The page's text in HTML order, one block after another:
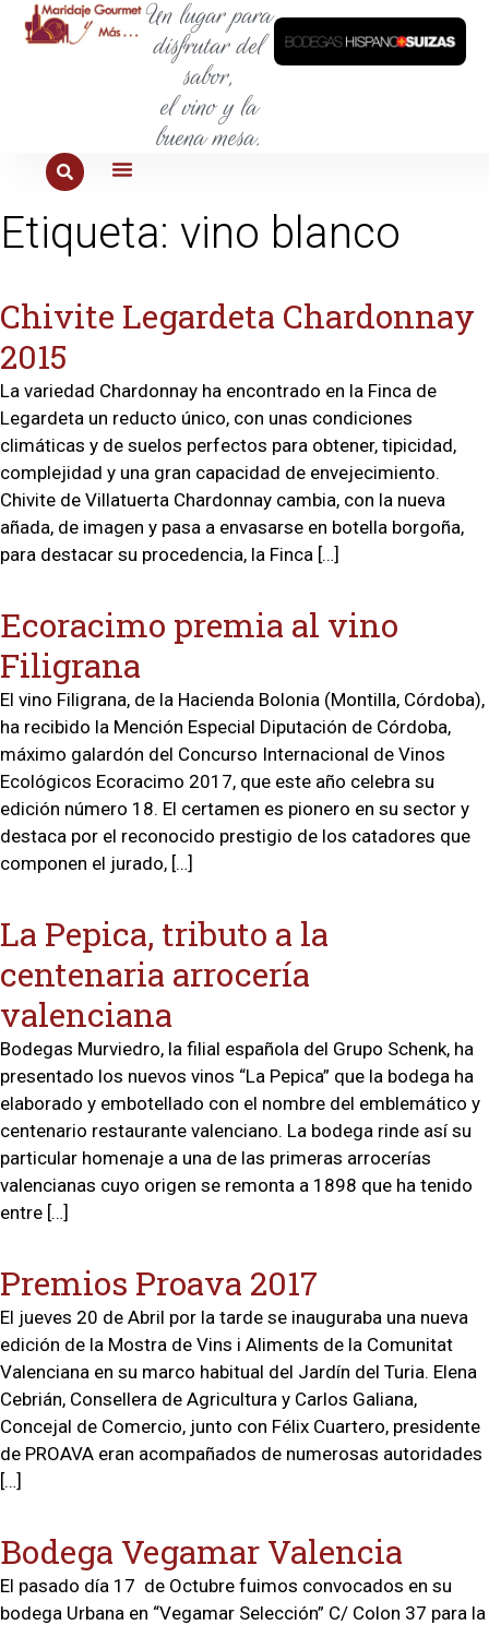
Un lugar para
disfrutar del
sabor,
el vino y la
buena mesa.
Etiqueta: vino blanco
Chivite Legardeta Chardonnay
2015
La variedad Chardonnay ha encontrado en la Finca de
Legardeta un reducto único, con unas condiciones
climáticas y de suelos perfectos para obtener, tipicidad,
complejidad y una gran capacidad de envejecimiento.
Chivite de Villatuerta Chardonnay cambia, con la nueva
añada, de imagen y pasa a envasarse en botella borgoña,
para destacar su procedencia, la Finca […]
Ecoracimo premia al vino
Filigrana
El vino Filigrana, de la Hacienda Bolonia (Montilla, Córdoba),
ha recibido la Mención Especial Diputación de Córdoba,
máximo galardón del Concurso Internacional de Vinos
Ecológicos Ecoracimo 2017, que este año celebra su
edición número 18. El certamen es pionero en su sector y
destaca por el reconocido prestigio de los catadores que
componen el jurado, […]
La Pepica, tributo a la
centenaria arrocería
valenciana
Bodegas Murviedro, la filial española del Grupo Schenk, ha
presentado los nuevos vinos “La Pepica” que la bodega ha
elaborado y embotellado con el nombre del emblemático y
centenario restaurante valenciano. La bodega rinde así su
particular homenaje a una de las primeras arrocerías
valencianas cuyo origen se remonta a 1898 que ha tenido
entre […]
Premios Proava 2017
El jueves 20 de Abril por la tarde se inauguraba una nueva
edición de la Mostra de Vins i Aliments de la Comunitat
Valenciana en su marco habitual del Jardín del Turia. Elena
Cebrián, Consellera de Agricultura y Carlos Galiana,
Concejal de Comercio, junto con Félix Cuartero, presidente
de PROAVA eran acompañados de numerosas autoridades
[…]
Bodega Vegamar Valencia
El pasado día 17 de Octubre fuimos convocados en su
bodega Urbana en “Vegamar Selección” C/ Colon 37 para la